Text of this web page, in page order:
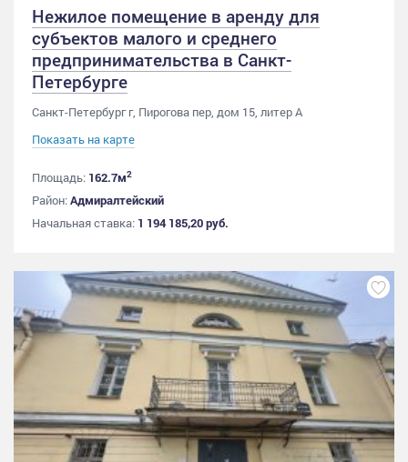
Нежилое помещение в аренду для
субъектов малого и среднего
предпринимательства в Санкт-
Петербурге
Санкт-Петербург г, Пирогова пер, дом 15, литер А
Показать на карте
Площадь: 162.7м2
Район:Адмиралтейский
Начальная ставка: 1 194 185,20 руб.